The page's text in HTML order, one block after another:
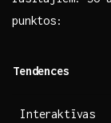
punktos:
Tendences
Interaktīvas